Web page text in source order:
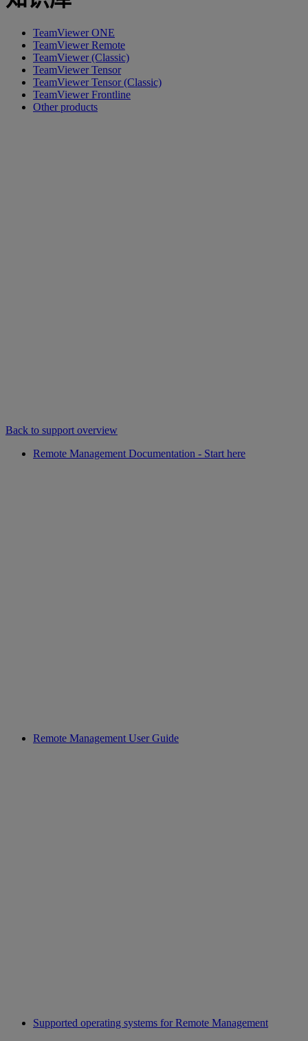
TeamViewer ONE
TeamViewer Remote
TeamViewer (Classic)
TeamViewer Tensor
TeamViewer Tensor (Classic)
TeamViewer Frontline
Other products
Back to support overview
Remote Management Documentation - Start here
Remote Management User Guide
Supported operating systems for Remote Management